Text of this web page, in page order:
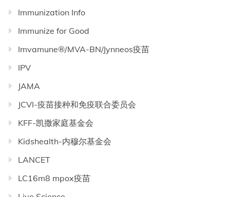
Immunization Info
Immunize for Good
Imvamune®/MVA-BN/Jynneos疫苗
IPV
JAMA
JCVI-疫苗接种和免疫联合委员会
KFF-凯撒家庭基金会
Kidshealth-内穆尔基金会
LANCET
LC16m8 mpox疫苗